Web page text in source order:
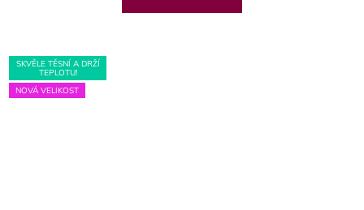
SKVĚLE TĚSNÍ A DRŽÍ
TEPLOTU!
NOVÁ VELIKOST